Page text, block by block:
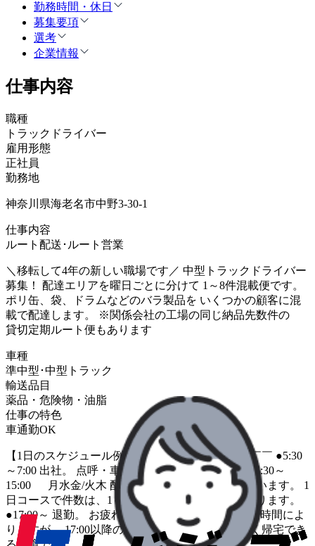
勤務時間・休日
募集要項
選考
企業情報
仕事内容
職種
トラックドライバー
雇用形態
正社員
勤務地
神奈川県海老名市中野3-30-1
仕事内容
ルート配送･ルート営業
＼移転して4年の新しい職場です／ 中型トラックドライバー
募集！ 配達エリアを曜日ごとに分けて 1～8件混載便です。
ポリ缶、袋、ドラムなどのバラ製品を いくつかの顧客に混
載で配達します。 ※関係会社の工場の同じ納品先数件の
貸切定期ルート便もあります
車種
準中型･中型トラック
輸送品目
薬品・危険物・油脂
仕事の特色
車通勤OK
【1日のスケジュール例】 ￣￣￣￣￣￣￣￣￣￣￣￣ ●5:30
～7:00 出社。 点呼・車両点検を済ませ、出発。 ●6:30～
15:00 月水金/火木 配達エリアは曜日別になっています。 1
日コースで件数は、1～8件ほど 合間に1h休憩があります。
●17:00～ 退勤。 お疲れ様でした！ 早出残業は出発時間によ
りますが、 17:00以降の残業はほとんどなく、 早く帰宅でき